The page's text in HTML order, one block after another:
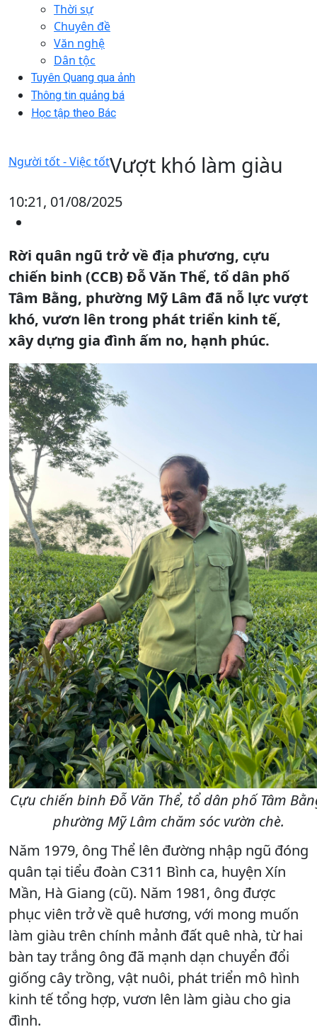
Thời sự
Chuyên đề
Văn nghệ
Dân tộc
Tuyên Quang qua ảnh
Thông tin quảng bá
Học tập theo Bác
Người tốt - Việc tốtVượt khó làm giàu
10:21, 01/08/2025
Rời quân ngũ trở về địa phương, cựu
chiến binh (CCB) Đỗ Văn Thể, tổ dân phố
Tâm Bằng, phường Mỹ Lâm đã nỗ lực vượt
khó, vươn lên trong phát triển kinh tế,
xây dựng gia đình ấm no, hạnh phúc.
Cựu chiến binh Đỗ Văn Thể, tổ dân phố Tâm
phường Mỹ Lâm chăm sóc vườn chè.
Năm 1979, ông Thể lên đường nhập ngũ đóng
quân tại tiểu đoàn C311 Bình ca, huyện Xín
Mần, Hà Giang (cũ). Năm 1981, ông được
phục viên trở về quê hương, với mong muốn
làm giàu trên chính mảnh đất quê nhà, từ hai
bàn tay trắng ông đã mạnh dạn chuyển đổi
giống cây trồng, vật nuôi, phát triển mô hình
kinh tế tổng hợp, vươn lên làm giàu cho gia
đình.